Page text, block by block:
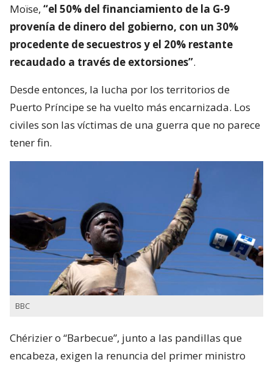
Moïse, “el 50% del financiamiento de la G-9
provenía de dinero del gobierno, con un 30%
procedente de secuestros y el 20% restante
recaudado a través de extorsiones”.
Desde entonces, la lucha por los territorios de
Puerto Príncipe se ha vuelto más encarnizada. Los
civiles son las víctimas de una guerra que no parece
tener fin.
BBC
Chérizier o “Barbecue”, junto a las pandillas que
encabeza, exigen la renuncia del primer ministro